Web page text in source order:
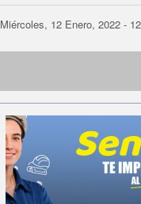
Miércoles, 12 Enero, 2022 -